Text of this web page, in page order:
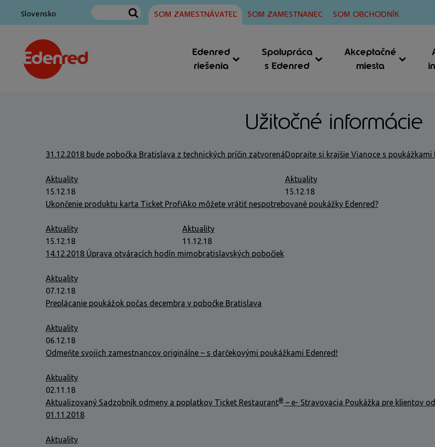
Slovensko SOM ZAMESTNÁVATEĽ SOM ZAMESTNANEC SOM OBCHODNÍK
Edenred
riešenia
Spolupráca
s Edenred
Akceptačné
miesta
Užitočné informácie
31.12.2018 bude pobočka Bratislava z technických príčin zatvorená
Aktuality
15.12.18
Doprajte si krajšie Vianoce s poukážkami
Aktuality
15.12.18
Ukončenie produktu karta Ticket Profi
Aktuality
15.12.18
Ako môžete vrátiť nespotrebované poukážky Edenred?
Aktuality
11.12.18
14.12.2018 Úprava otváracích hodín mimobratislavských pobočiek
Aktuality
07.12.18
Preplácanie poukážok počas decembra v pobočke Bratislava
Aktuality
06.12.18
Odmeňte svojich zamestnancov originálne – s darčekovými poukážkami Edenred!
Aktuality
02.11.18
Aktualizovaný Sadzobník odmeny a poplatkov Ticket Restaurant® – e- Stravovacia Poukážka pre klientov od
01.11.2018
Aktuality